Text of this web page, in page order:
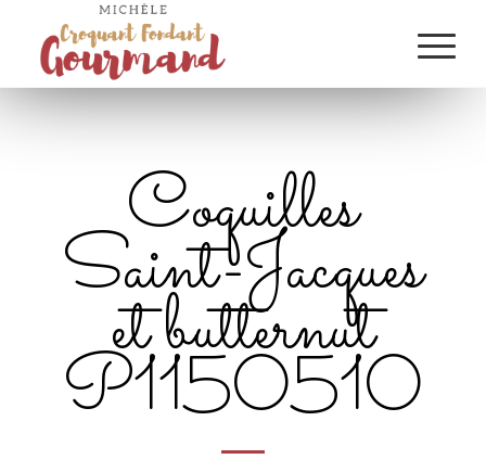
Coquilles
Saint-Jacques
et butternut
P1150510